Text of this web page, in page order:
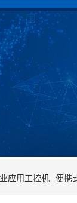
应用工控机 便携